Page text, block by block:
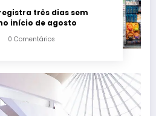
três dias sem
início de agosto
0 Comentários